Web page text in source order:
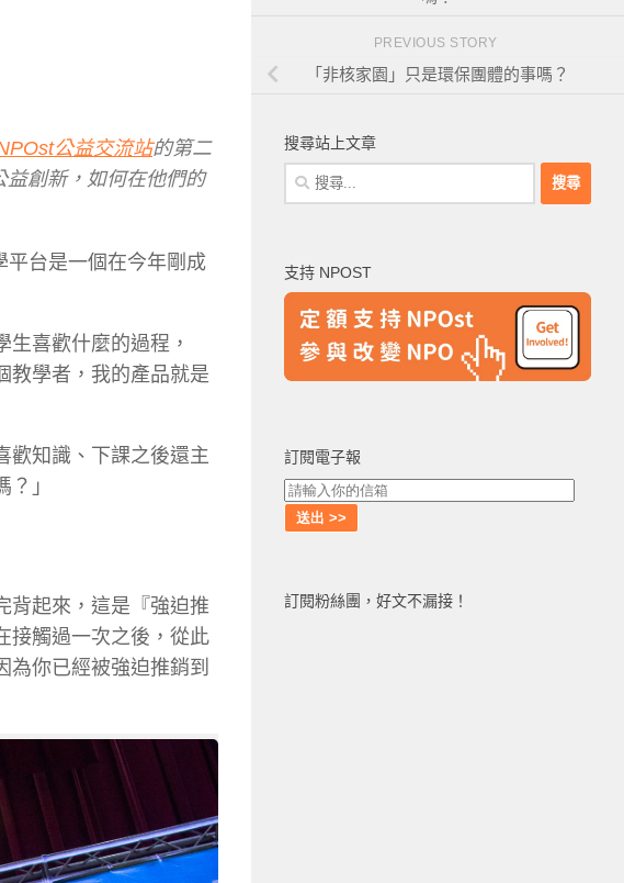
公益交流站的第二
創新，如何在他們的
平台是一個在今年剛成
喜歡什麼的過程，
教學者，我的產品就是
歡知識、下課之後還主
」
背起來，這是『強迫推
接觸過一次之後，從此
你已經被強迫推銷到
PREVIOUS STORY
「非核家園」只是環保團體的事嗎？
搜尋站上文章
搜
尋
字:
支持 NPOST
訂閱電子報
訂閱粉絲團，好文不漏接！